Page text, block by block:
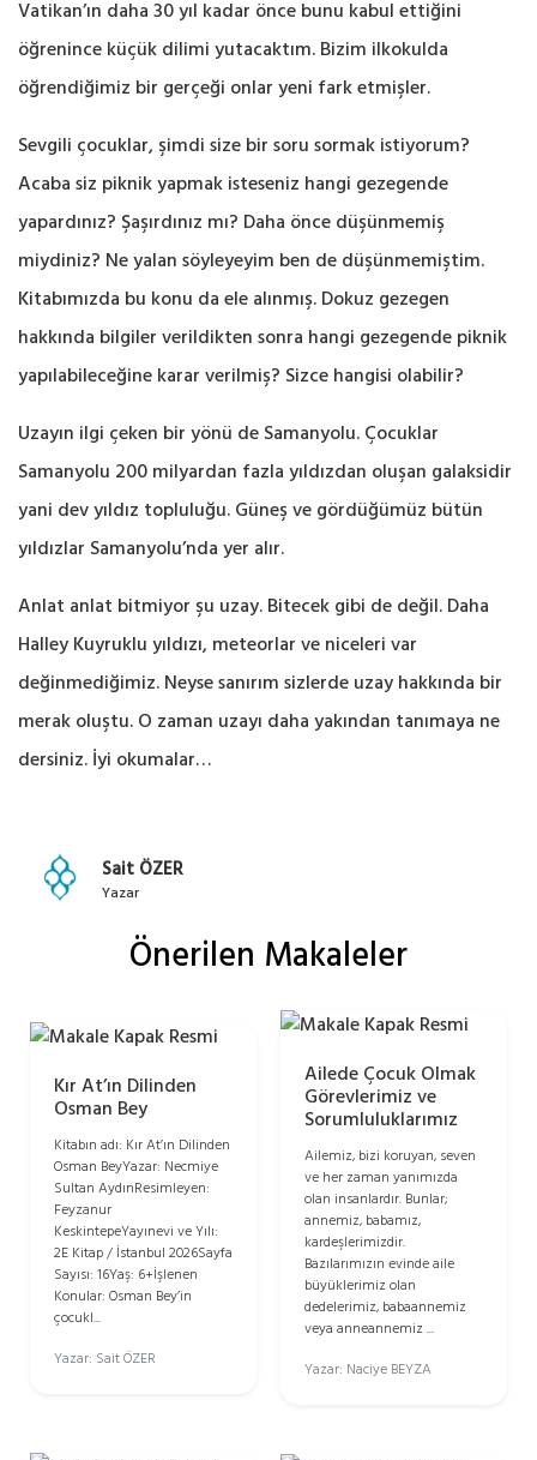
Vatikan’ın daha 30 yıl kadar önce bunu kabul ettiğini
öğrenince küçük dilimi yutacaktım. Bizim ilkokulda
öğrendiğimiz bir gerçeği onlar yeni fark etmişler.
Sevgili çocuklar, şimdi size bir soru sormak istiyorum?
Acaba siz piknik yapmak isteseniz hangi gezegende
yapardınız? Şaşırdınız mı? Daha önce düşünmemiş
miydiniz? Ne yalan söyleyeyim ben de düşünmemiştim.
Kitabımızda bu konu da ele alınmış. Dokuz gezegen
hakkında bilgiler verildikten sonra hangi gezegende piknik
yapılabileceğine karar verilmiş? Sizce hangisi olabilir?
Uzayın ilgi çeken bir yönü de Samanyolu. Çocuklar
Samanyolu 200 milyardan fazla yıldızdan oluşan galaksidir
yani dev yıldız topluluğu. Güneş ve gördüğümüz bütün
yıldızlar Samanyolu’nda yer alır.
Anlat anlat bitmiyor şu uzay. Bitecek gibi de değil. Daha
Halley Kuyruklu yıldızı, meteorlar ve niceleri var
değinmediğimiz. Neyse sanırım sizlerde uzay hakkında bir
merak oluştu. O zaman uzayı daha yakından tanımaya ne
dersiniz. İyi okumalar…
Sait ÖZER
Yazar
Önerilen Makaleler
Kır At’ın Dilinden
Osman Bey
Kitabın adı: Kır At’ın Dilinden
Osman BeyYazar: Necmiye
Sultan AydınResimleyen:
Feyzanur
KeskintepeYayınevi ve Yılı:
2E Kitap / İstanbul 2026Sayfa
Sayısı: 16Yaş: 6+İşlenen
Konular: Osman Bey’in
çocukl...
Yazar: Sait ÖZER
Ailede Çocuk Olmak
Görevlerimiz ve
Sorumluluklarımız
Ailemiz, bizi koruyan, seven
ve her zaman yanımızda
olan insanlardır. Bunlar;
annemiz, babamız,
kardeşlerimizdir.
Bazılarımızın evinde aile
büyüklerimiz olan
dedelerimiz, babaannemiz
veya anneannemiz ...
Yazar: Naciye BEYZA